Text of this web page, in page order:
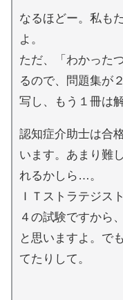
なるほどー。私も
よ。
ただ、「わかった
るので、問題集が
写し、もう１冊は
認知症介助士は合
います。あまり難
れるかしら…。
ＩＴストラテジス
４の試験ですから
と思いますよ。で
てたりして。